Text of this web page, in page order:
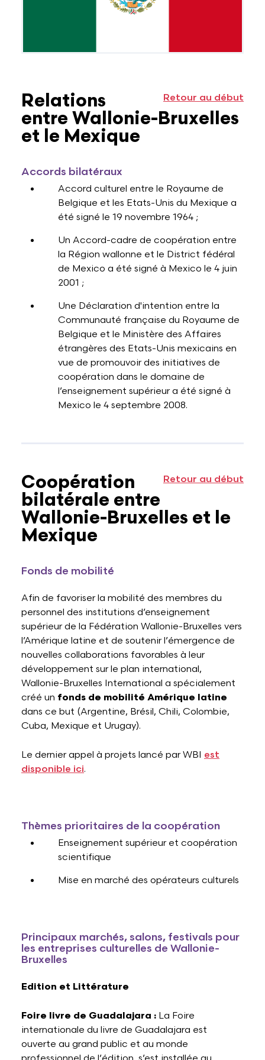
Retour au début
Relations
entre Wallonie-Bruxelles
et le Mexique
Accords bilatéraux
Accord culturel entre le Royaume de
Belgique et les Etats-Unis du Mexique a
été signé le 19 novembre 1964 ;
Un Accord-cadre de coopération entre
la Région wallonne et le District fédéral
de Mexico a été signé à Mexico le 4 juin
2001 ;
Une Déclaration d'intention entre la
Communauté française du Royaume de
Belgique et le Ministère des Affaires
étrangères des Etats-Unis mexicains en
vue de promouvoir des initiatives de
coopération dans le domaine de
l’enseignement supérieur a été signé à
Mexico le 4 septembre 2008.
Retour au début
Coopération
bilatérale entre
Wallonie-Bruxelles et le
Mexique
Fonds de mobilité
Afin de favoriser la mobilité des membres du
personnel des institutions d’enseignement
supérieur de la Fédération Wallonie-Bruxelles vers
l’Amérique latine et de soutenir l’émergence de
nouvelles collaborations favorables à leur
développement sur le plan international,
Wallonie-Bruxelles International a spécialement
créé un fonds de mobilité Amérique latine
dans ce but (Argentine, Brésil, Chili, Colombie,
Cuba, Mexique et Urugay).
Le dernier appel à projets lancé par WBI est
disponible ici.
Thèmes prioritaires de la coopération
Enseignement supérieur et coopération
scientifique
Mise en marché des opérateurs culturels
Principaux marchés, salons, festivals pour
les entreprises culturelles de Wallonie-
Bruxelles
Edition et Littérature
Foire livre de Guadalajara : La Foire
internationale du livre de Guadalajara est
ouverte au grand public et au monde